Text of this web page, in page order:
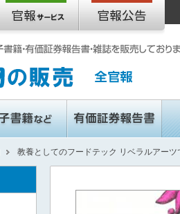
教養としてのフードテック リベラルアー